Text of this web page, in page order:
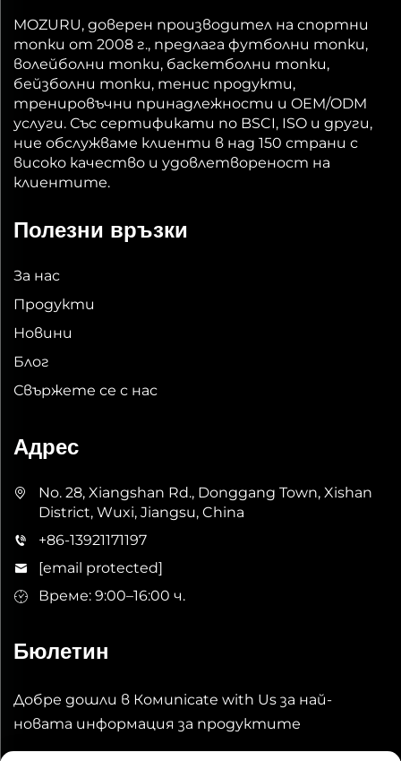
MOZURU, доверен производител на спортни
топки от 2008 г., предлага футболни топки,
волейболни топки, баскетболни топки,
бейзболни топки, тенис продукти,
тренировъчни принадлежности и OEM/ODM
услуги. Със сертификати по BSCI, ISO и други,
ние обслужваме клиенти в над 150 страни с
високо качество и удовлетвореност на
клиентите.
Полезни връзки
За нас
Продукти
Новини
Блог
Свържете се с нас
Адрес
No. 28, Xiangshan Rd., Donggang Town, Xishan
District, Wuxi, Jiangsu, China
+86-13921171197
[email protected]
Време: 9:00–16:00 ч.
Бюлетин
Добре дошли в Комunicate with Us за най-
новата информация за продуктите